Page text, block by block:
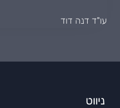
עו"ד דנה דוד
ניווט